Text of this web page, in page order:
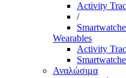
Activity
/
Wearables
Activity
Αναλώσιμα